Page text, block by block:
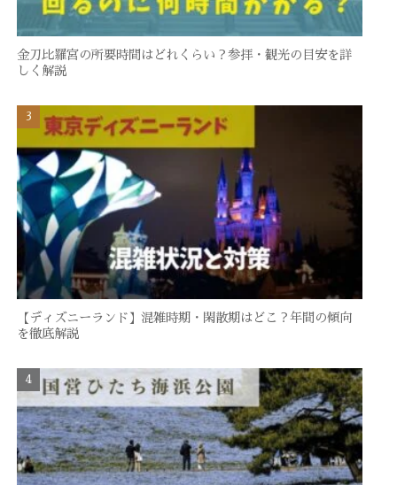
金刀比羅宮の所要時間はどれくらい？参拝・観光の目安を詳
しく解説
【ディズニーランド】混雑時期・閑散期はどこ？年間の傾向
を徹底解説